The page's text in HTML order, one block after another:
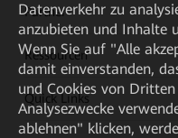
Partner
Ressourcen
Quick Links
Datenverkehr zu
anzubieten und Inhalte
Wenn Sie auf "Alle
damit einverstanden,
und Cookies von
Analysezwecke
ablehnen" klicken,